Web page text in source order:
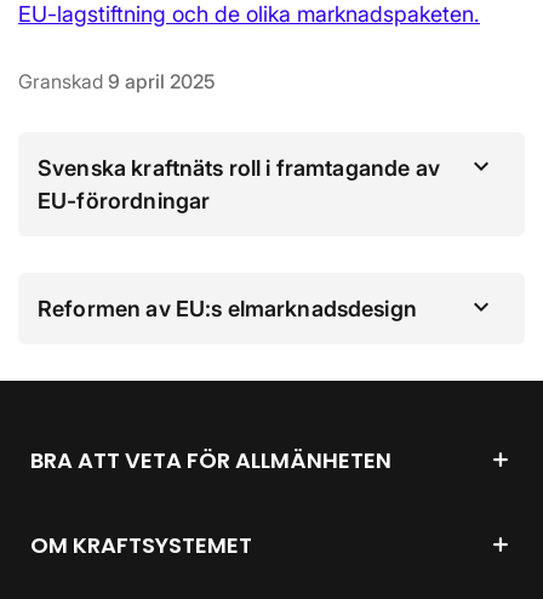
EU-lagstiftning och de olika marknadspaketen.
Granskad 9 april 2025
Svenska kraftnäts roll i framtagande av
EU-förordningar
Reformen av EU:s elmarknadsdesign
BRA ATT VETA FÖR ALLMÄNHETEN
OM KRAFTSYSTEMET